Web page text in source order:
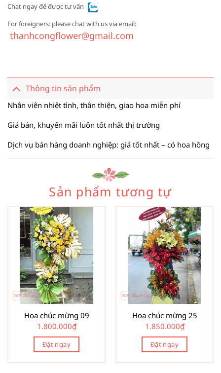
Chat ngay để được tư vấn
For foreigners: please chat with us via email:
thanhcongflower@gmail.com
Thông tin sản phẩm
Nhân viên nhiệt tình, thân thiện, giao hoa miễn phí
Giá bán, khuyến mãi luôn tốt nhất thị trường
Dịch vụ bán hàng doanh nghiệp: giá tốt nhất – có hoa hồng
Sản phẩm tương tự
Hoa chúc mừng 09
1.800.000₫
Đặt ngay
Hoa chúc mừng 25
1.850.000₫
Đặt ngay